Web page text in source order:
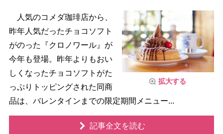
拡大する
人気のコメダ珈琲店から、
昨年人気だったチョコソフト
がのった『クロノワール』が
今年も登場。昨年よりもおい
しくなったチョコソフトがた
っぷりトッピングされた同商
品は、バレンタインまでの限定期間メニュー...
記事全文を読む